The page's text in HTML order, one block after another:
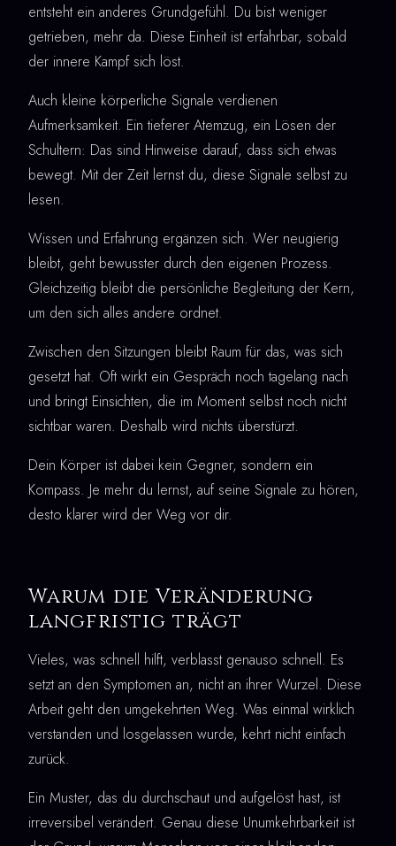
entsteht ein anderes Grundgefühl. Du bist weniger
getrieben, mehr da. Diese Einheit ist erfahrbar, sobald
der innere Kampf sich löst.
Auch kleine körperliche Signale verdienen
Aufmerksamkeit. Ein tieferer Atemzug, ein Lösen der
Schultern: Das sind Hinweise darauf, dass sich etwas
bewegt. Mit der Zeit lernst du, diese Signale selbst zu
lesen.
Wissen und Erfahrung ergänzen sich. Wer neugierig
bleibt, geht bewusster durch den eigenen Prozess.
Gleichzeitig bleibt die persönliche Begleitung der Kern,
um den sich alles andere ordnet.
Zwischen den Sitzungen bleibt Raum für das, was sich
gesetzt hat. Oft wirkt ein Gespräch noch tagelang nach
und bringt Einsichten, die im Moment selbst noch nicht
sichtbar waren. Deshalb wird nichts überstürzt.
Dein Körper ist dabei kein Gegner, sondern ein
Kompass. Je mehr du lernst, auf seine Signale zu hören,
desto klarer wird der Weg vor dir.
Warum die Veränderung
langfristig trägt
Vieles, was schnell hilft, verblasst genauso schnell. Es
setzt an den Symptomen an, nicht an ihrer Wurzel. Diese
Arbeit geht den umgekehrten Weg. Was einmal wirklich
verstanden und losgelassen wurde, kehrt nicht einfach
zurück.
Ein Muster, das du durchschaut und aufgelöst hast, ist
irreversibel verändert. Genau diese Unumkehrbarkeit ist